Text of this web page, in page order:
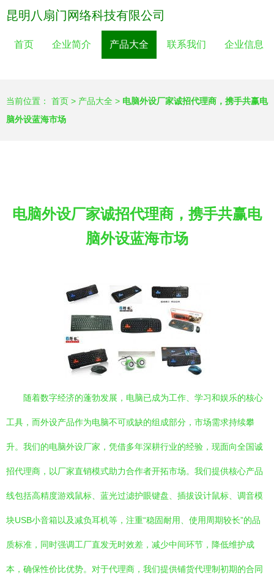
昆明八扇门网络科技有限公司
首页 企业简介 产品大全 联系我们 企业信息
当前位置： 首页 > 产品大全 > 电脑外设厂家诚招代理商，携手共赢电
脑外设蓝海市场
电脑外设厂家诚招代理商，携手共赢电
脑外设蓝海市场
随着数字经济的蓬勃发展，电脑已成为工作、学习和娱乐的核心
工具，而外设产品作为电脑不可或缺的组成部分，市场需求持续攀
升。我们的电脑外设厂家，凭借多年深耕行业的经验，现面向全国诚
招代理商，以厂家直销模式助力合作者开拓市场。我们提供核心产品
线包括高精度游戏鼠标、蓝光过滤护眼键盘、插拔设计鼠标、调音模
块USB小音箱以及减负耳机等，注重“稳固耐用、使用周期较长”的品
质标准，同时强调工厂直发无时效差，减少中间环节，降低维护成
本，确保性价比优势。对于代理商，我们提供铺货代理制初期的合同